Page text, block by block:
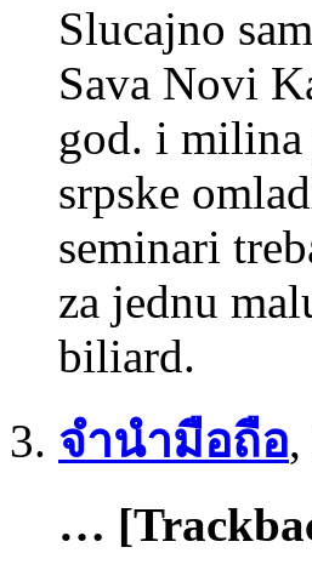
Slucajno
Sava Novi
god. i milina
srpske
seminari
za jednu
biliard.
จำนำมือถือ,
…